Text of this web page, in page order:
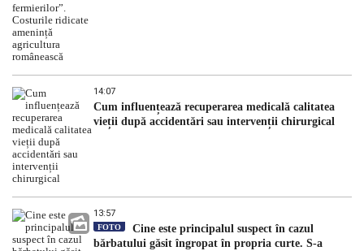
14:07
Cum influențează recuperarea medicală calitatea
vieții după accidentări sau intervenții chirurgical
13:57
FOTO
Cine este principalul suspect în cazul
bărbatului găsit îngropat în propria curte. S-a